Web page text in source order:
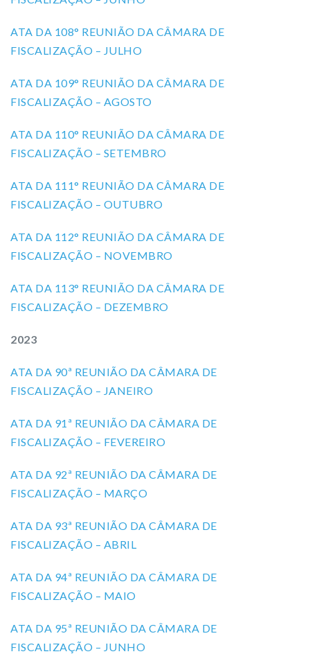
ATA DA 108° REUNIÃO DA CÂMARA DE
FISCALIZAÇÃO – JULHO
ATA DA 109° REUNIÃO DA CÂMARA DE
FISCALIZAÇÃO – AGOSTO
ATA DA 110° REUNIÃO DA CÂMARA DE
FISCALIZAÇÃO – SETEMBRO
ATA DA 111° REUNIÃO DA CÂMARA DE
FISCALIZAÇÃO – OUTUBRO
ATA DA 112° REUNIÃO DA CÂMARA DE
FISCALIZAÇÃO – NOVEMBRO
ATA DA 113° REUNIÃO DA CÂMARA DE
FISCALIZAÇÃO – DEZEMBRO
2023
ATA DA 90ª REUNIÃO DA CÂMARA DE
FISCALIZAÇÃO – JANEIRO
ATA DA 91ª REUNIÃO DA CÂMARA DE
FISCALIZAÇÃO – FEVEREIRO
ATA DA 92ª REUNIÃO DA CÂMARA DE
FISCALIZAÇÃO – MARÇO
ATA DA 93ª REUNIÃO DA CÂMARA DE
FISCALIZAÇÃO – ABRIL
ATA DA 94ª REUNIÃO DA CÂMARA DE
FISCALIZAÇÃO – MAIO
ATA DA 95ª REUNIÃO DA CÂMARA DE
FISCALIZAÇÃO – JUNHO